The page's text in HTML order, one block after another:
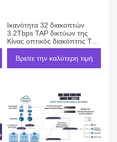
Ικανότητα 32 διακοπτών
3.2Tbps TAP δικτύων της
Κίνας οπτικός διακόπτης TAP
λιμένων 100GE
Βρείτε την καλύτερη τιμή